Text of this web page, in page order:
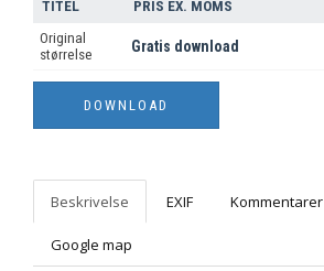
TITEL PRIS EX. MOMS
Original
størrelse
Gratis download
Beskrivelse EXIF Kommentarer
Google map